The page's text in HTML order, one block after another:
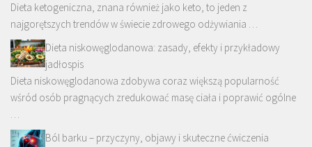
Dieta ketogeniczna, znana również jako keto, to jeden z
najgorętszych trendów w świecie zdrowego odżywiania …
Dieta niskowęglodanowa: zasady, efekty i przykładowy
jadłospis
Dieta niskowęglodanowa zdobywa coraz większą popularność
wśród osób pragnących zredukować masę ciała i poprawić ogólne
…
Ból barku – przyczyny, objawy i skuteczne ćwiczenia